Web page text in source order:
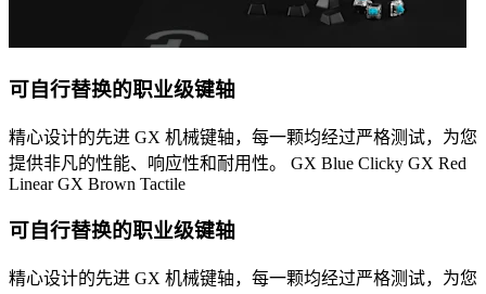
可自行替换的职业级键轴
精心设计的先进 GX 机械键轴，每一颗均经过严格测试，为您
提供非凡的性能、响应性和耐用性。 GX Blue Clicky GX Red
Linear GX Brown Tactile
可自行替换的职业级键轴
精心设计的先进 GX 机械键轴，每一颗均经过严格测试，为您